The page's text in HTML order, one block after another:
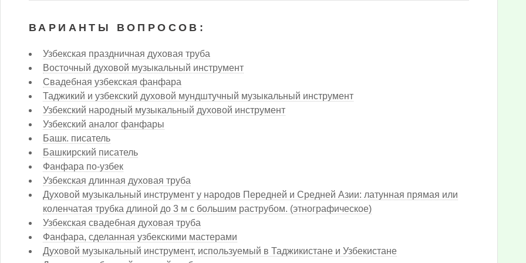
ВАРИАНТЫ ВОПРОСОВ:
Узбекская праздничная духовая труба
Восточный духовой музыкальный инструмент
Свадебная узбекская фанфара
Таджикий и узбекский духовой мундштучный музыкальный инструмент
Узбекский народный музыкальный духовой инструмент
Узбекский аналог фанфары
Башк. писатель
Башкирский писатель
Фанфара по-узбек
Узбекская длинная духовая труба
Духовой музыкальный инструмент у народов Передней и Средней Азии: латунная прямая или
коленчатая трубка длиной до 3 м с большим раструбом. (этнографическое)
Узбекская свадебная духовая труба
Фанфара, сделанная узбекскими мастерами
Духовой музыкальный инструмент, используемый в Таджикистане и Узбекистане